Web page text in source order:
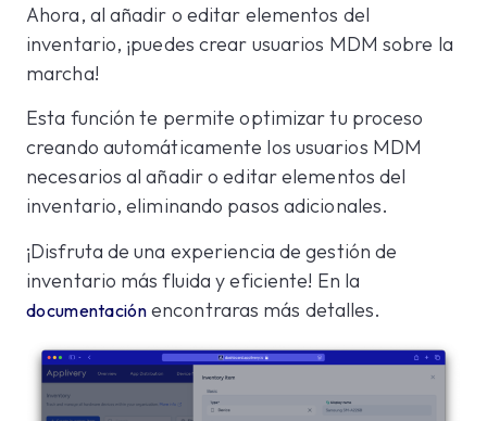
Ahora, al añadir o editar elementos del
inventario, ¡puedes crear usuarios MDM sobre la
marcha!
Esta función te permite optimizar tu proceso
creando automáticamente los usuarios MDM
necesarios al añadir o editar elementos del
inventario, eliminando pasos adicionales.
¡Disfruta de una experiencia de gestión de
inventario más fluida y eficiente! En la
documentaciónencontraras más detalles.